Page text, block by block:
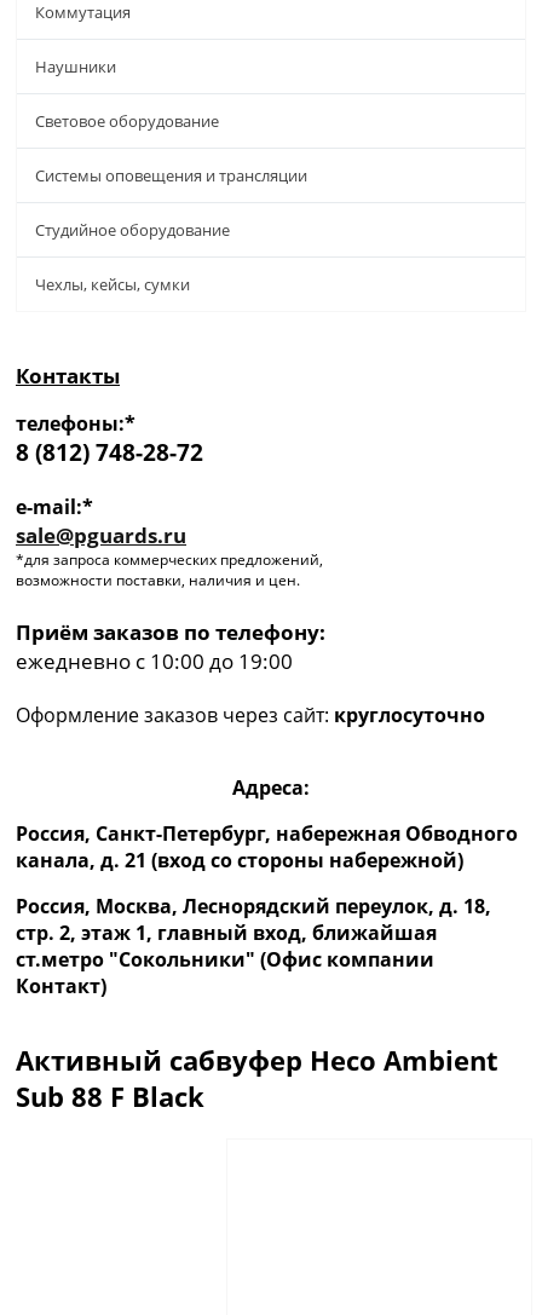
Коммутация
Наушники
Световое оборудование
Системы оповещения и трансляции
Студийное оборудование
Чехлы, кейсы, сумки
Контакты
телефоны:*
8 (812) 748-28-72
e-mail:*
sale@pguards.ru
*для запроса коммерческих предложений,
возможности поставки, наличия и цен.
Приём заказов по телефону:
ежедневно с 10:00 до 19:00
Оформление заказов через сайт: круглосуточно
Адреса:
Россия, Санкт-Петербург, набережная Обводного
канала, д. 21 (вход со стороны набережной)
Россия, Москва, Леснорядский переулок, д. 18,
стр. 2, этаж 1, главный вход, ближайшая
ст.метро "Сокольники" (Офис компании
Контакт)
Активный сабвуфер Heco Ambient
Sub 88 F Black